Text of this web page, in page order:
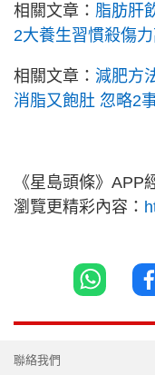
相關文章： 脂肪肝
2大養生習慣殺傷
相關文章： 減肥方
消脂又飽肚 忽略2
《星島頭條》APP
瀏覽更精彩內容：
聯絡我們